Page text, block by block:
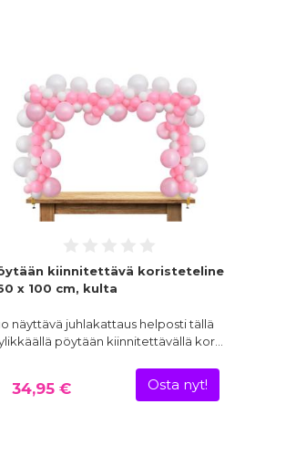
kiinnitettävä koristeteline
x 100 cm, kulta
näyttävä juhlakattaus helposti tällä
pöytään kiinnitettävällä kor…
34,95 € Osta nyt!